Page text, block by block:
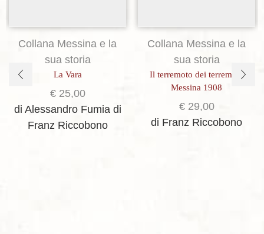
Collana Messina e la
sua storia
La Vara
€25,00
di Alessandro Fumia di
Franz Riccobono
Collana Messina e la
sua storia
Il terremoto dei terremoti.
Messina 1908
€29,00
di Franz Riccobono